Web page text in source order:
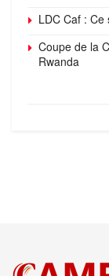
LDC Caf :
Coupe de la
Rwanda